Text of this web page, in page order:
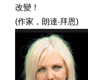
改變！
(作家，朗達‧拜恩)